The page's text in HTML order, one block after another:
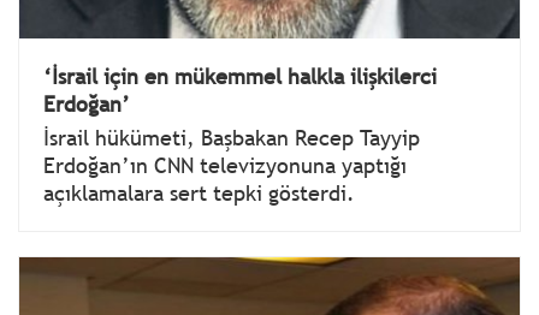
‘İsrail için en mükemmel halkla ilişkilerci
Erdoğan’
İsrail hükümeti, Başbakan Recep Tayyip
Erdoğan’ın CNN televizyonuna yaptığı
açıklamalara sert tepki gösterdi.